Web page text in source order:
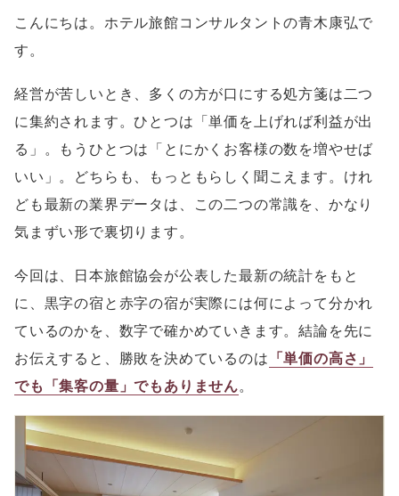
こんにちは。ホテル旅館コンサルタントの青木康弘で
す。
経営が苦しいとき、多くの方が口にする処方箋は二つ
に集約されます。ひとつは「単価を上げれば利益が出
る」。もうひとつは「とにかくお客様の数を増やせば
いい」。どちらも、もっともらしく聞こえます。けれ
ども最新の業界データは、この二つの常識を、かなり
気まずい形で裏切ります。
今回は、日本旅館協会が公表した最新の統計をもと
に、黒字の宿と赤字の宿が実際には何によって分かれ
ているのかを、数字で確かめていきます。結論を先に
お伝えすると、勝敗を決めているのは 「単価の高さ」
でも「集客の量」でもありません。